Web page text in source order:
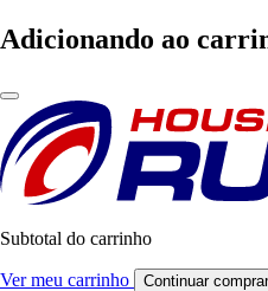
Adicionando ao
Subtotal do carrinho
Ver meu carrinho Continuar